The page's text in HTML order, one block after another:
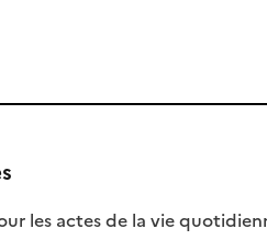
les actes de la vie